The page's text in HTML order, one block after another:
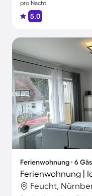
pro Nacht
5.0
Ferienwohnung ∙ 6
Ferienwohnung |
Feucht,